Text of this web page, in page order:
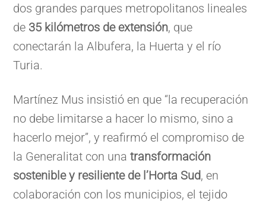
dos grandes parques metropolitanos lineales
de 35 kilómetros de extensión, que
conectarán la Albufera, la Huerta y el río
Turia.
Martínez Mus insistió en que “la recuperación
no debe limitarse a hacer lo mismo, sino a
hacerlo mejor”, y reafirmó el compromiso de
la Generalitat con unatransformación
sostenible y resiliente de l’Horta Sud, en
colaboración con los municipios, el tejido